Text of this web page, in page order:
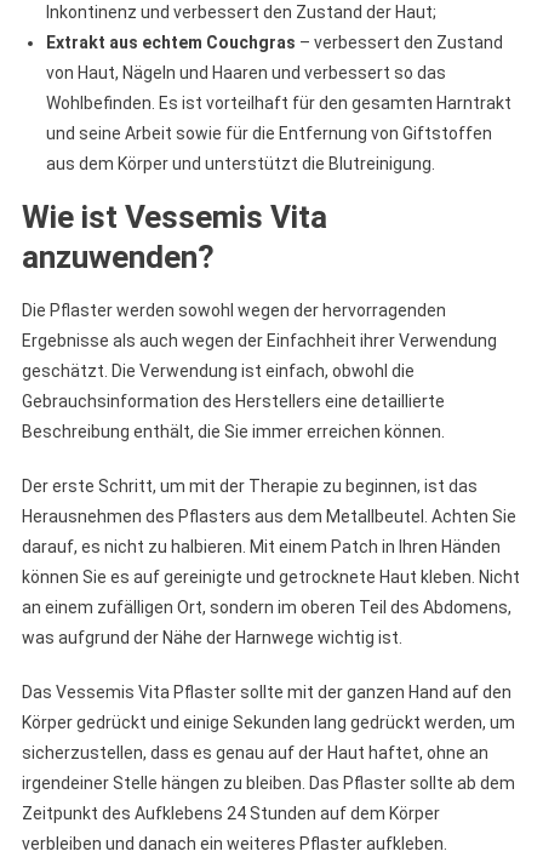
Inkontinenz und verbessert den Zustand der Haut;
Extrakt aus echtem Couchgras – verbessert den Zustand
von Haut, Nägeln und Haaren und verbessert so das
Wohlbefinden. Es ist vorteilhaft für den gesamten Harntrakt
und seine Arbeit sowie für die Entfernung von Giftstoffen
aus dem Körper und unterstützt die Blutreinigung.
Wie ist Vessemis Vita
anzuwenden?
Die Pflaster werden sowohl wegen der hervorragenden
Ergebnisse als auch wegen der Einfachheit ihrer Verwendung
geschätzt. Die Verwendung ist einfach, obwohl die
Gebrauchsinformation des Herstellers eine detaillierte
Beschreibung enthält, die Sie immer erreichen können.
Der erste Schritt, um mit der Therapie zu beginnen, ist das
Herausnehmen des Pflasters aus dem Metallbeutel. Achten Sie
darauf, es nicht zu halbieren. Mit einem Patch in Ihren Händen
können Sie es auf gereinigte und getrocknete Haut kleben. Nicht
an einem zufälligen Ort, sondern im oberen Teil des Abdomens,
was aufgrund der Nähe der Harnwege wichtig ist.
Das Vessemis Vita Pflaster sollte mit der ganzen Hand auf den
Körper gedrückt und einige Sekunden lang gedrückt werden, um
sicherzustellen, dass es genau auf der Haut haftet, ohne an
irgendeiner Stelle hängen zu bleiben. Das Pflaster sollte ab dem
Zeitpunkt des Aufklebens 24 Stunden auf dem Körper
verbleiben und danach ein weiteres Pflaster aufkleben.